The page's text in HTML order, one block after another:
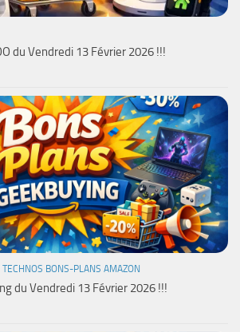
du Vendredi 13 Février 2026 !!!
TECHNOS BONS-PLANS AMAZON
du Vendredi 13 Février 2026 !!!